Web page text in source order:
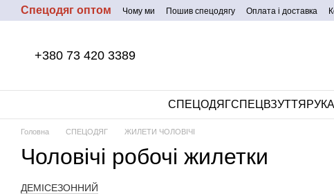
Перейти до основного контенту
Спецодяг оптом Чому ми Пошив спецодягу Оплата і доставка
+380 73 420 3389
СПЕЦОДЯГСПЕЦВЗУТТЯ
Головна СПЕЦОДЯГ ЖИЛЕТИ ЧОЛОВІЧІ
Чоловічі робочі жилетки
ДЕМІСЕЗОННИЙ